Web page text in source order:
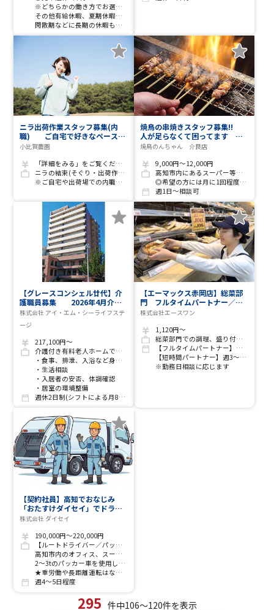
※どちらかの働き方でお選びください。
その他有給休暇、夏期休暇、年末年始など
閑散期などに長期の休暇も取得可能です
ニラ出荷作業スタッフ募集(内
職) ご自宅で好きなペースで
働きたい方にオススメ！
小比賀農園
「詳細をみる」をご覧ください。
ニラの結束(そぐり・出荷作業など)
※ご自宅や出荷場での内職作業になります。
焼鳥の串焼きスタッフ募集!!
人が足らなくて困ってます 助
けて下さい！
焼鳥のんちゃん 介良店
9,000円～12,000円
高知市内にあるスーパー等での店頭販売
◎希望の方には月に1回程度県外(2泊)での販売あり (★出張の場合、別途手当あり)
週1日～相談可
【グレースコンシェル廿代】介
護職員募集 2026年4月介護
居室が新たにオープン！
株式会社 アイ・エム・シーライフステ
ージ
217,100円～
介護付き有料老人ホームでの介護業務
・食事、排泄、入浴など身体介護全般
・生活相談
・入居者の安否、体調確認
・居室の環境整備
週休2日制(シフトによる月8～9日)、年末年始休暇、有給休暇
【エーマックス赤岡店】総菜部
門 フルタイムパートナー／短
時間パートナー募集！
株式会社エースワン
1,120円～
総菜部門での調理、盛り付け、パック詰め、陳列など
【フルタイムパートナー】週5日
【短時間パートナー】週3～4日
※勤務日相談に応じます
【契約社員】高知でおなじみ
「おたすけダイセイ」でドライ
バー募集！ ★未経験から月22万
★午後は自分の時間 ★リフレ
ッシュ休暇あり！
株式会社 ダイセイ
190,000円～220,000円
【ルートドライバー／パッカー車】
高知市内のオフィス、スーパー、飲食店、学校などをあらかじめ決まった固定ルートで回り、廃棄物を回収するお仕事です。
2〜3tのパッカー車を使用しますが、最初は先輩が同乗してイチから教えるので未経験でも安心です。
★重労働や長距離運転はなく、毎日決まったスケジュールで動けます！
週4～5日程度
295 件中106～120件を表示